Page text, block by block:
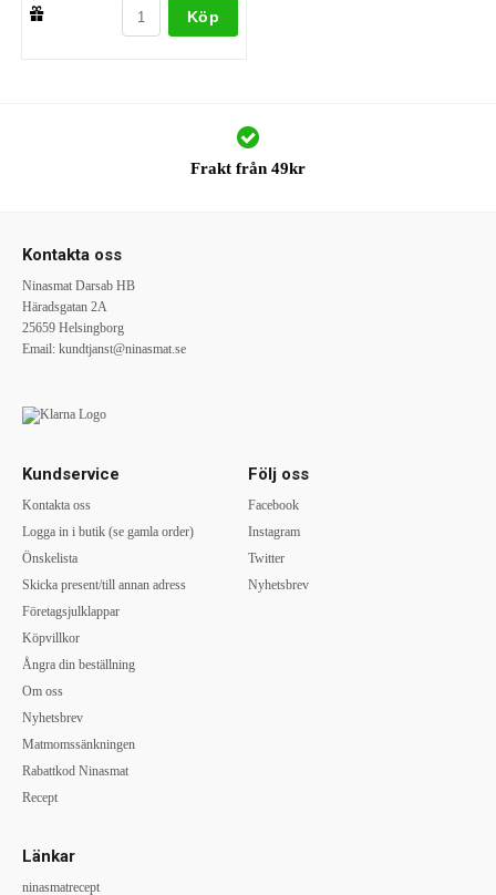
Köp
Frakt från 49kr
Kontakta oss
Ninasmat Darsab HB
Häradsgatan 2A
25659 Helsingborg
Email: kundtjanst@ninasmat.se
Kundservice
Kontakta oss
Logga in i butik (se gamla order)
Önskelista
Skicka present/till annan adress
Företagsjulklappar
Köpvillkor
Ångra din beställning
Om oss
Nyhetsbrev
Matmomssänkningen
Rabattkod Ninasmat
Recept
Följ oss
Facebook
Instagram
Twitter
Nyhetsbrev
Länkar
ninasmatrecept